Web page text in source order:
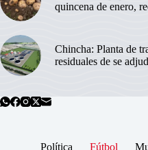
quincena de enero,
Chincha: Planta de
residuales de se
Política Fútbol